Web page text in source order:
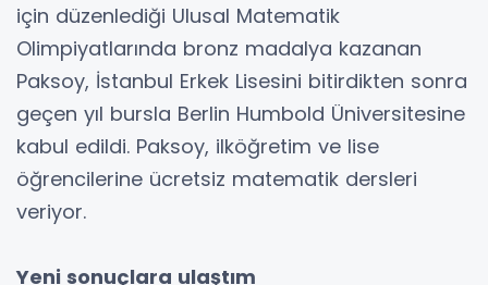
için düzenlediği Ulusal Matematik
Olimpiyatlarında bronz madalya kazanan
Paksoy, İstanbul Erkek Lisesini bitirdikten sonra
geçen yıl bursla Berlin Humbold Üniversitesine
kabul edildi. Paksoy, ilköğretim ve lise
öğrencilerine ücretsiz matematik dersleri
veriyor.
Yeni sonuçlara ulaştım